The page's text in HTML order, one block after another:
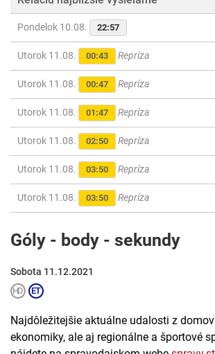
Pondelok 10.08. 22:57
Utorok 11.08. 00:43 Repríza
Utorok 11.08. 00:47 Repríza
Utorok 11.08. 01:47 Repríza
Utorok 11.08. 02:50 Repríza
Utorok 11.08. 03:50 Repríza
Utorok 11.08. 03:50 Repríza
Góly - body - sekundy
Sobota 11.12.2021
Najdôležitejšie aktuálne udalosti z
ekonomiky, ale aj regionálne a športové